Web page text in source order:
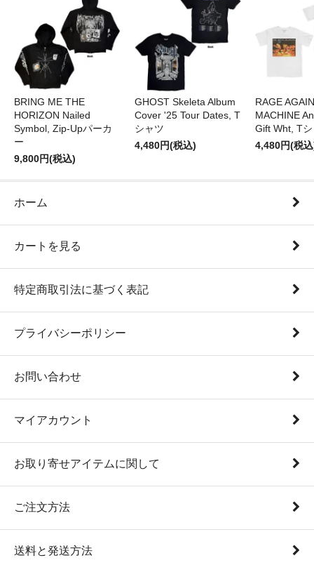
BRING ME THE
HORIZON Nailed
Symbol, Zip-Upパーカ
ー
9,800円(税込)
GHOST Skeleta Album
Cover '25 Tour Dates, T
シャツ
4,480円(税込)
RAGE
MACHINE
Gift Wht, T
4,480円(税
ホーム
カートを見る
特定商取引法に基づく表記
プライバシーポリシー
お問い合わせ
マイアカウント
お取り寄せアイテムに関して
ご注文方法
送料と発送方法